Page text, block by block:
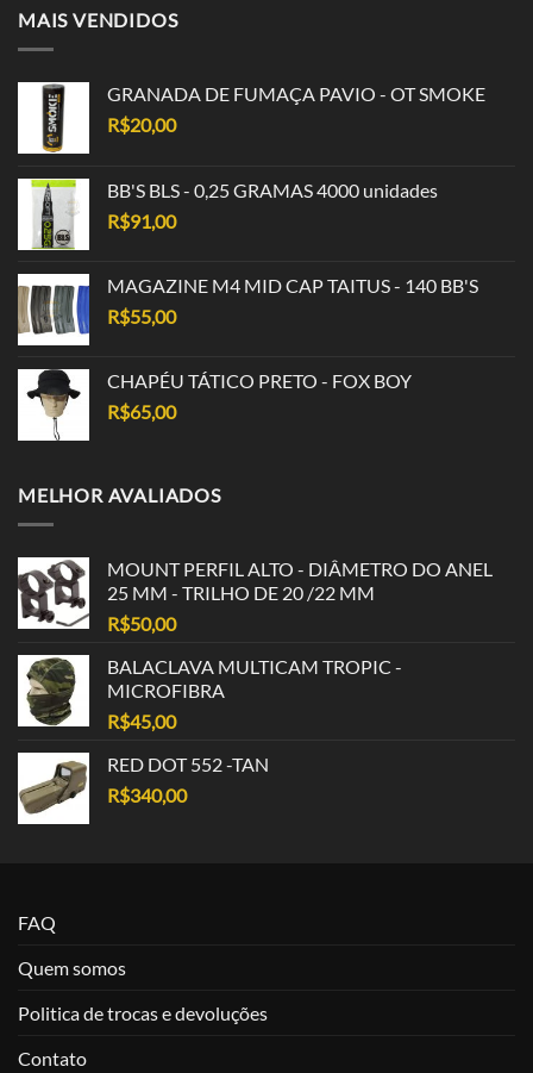
MAIS VENDIDOS
GRANADA DE FUMAÇA PAVIO - OT SMOKE
R$20,00
BB'S BLS - 0,25 GRAMAS 4000 unidades
R$91,00
MAGAZINE M4 MID CAP TAITUS - 140 BB'S
R$55,00
CHAPÉU TÁTICO PRETO - FOX BOY
R$65,00
MELHOR AVALIADOS
MOUNT PERFIL ALTO - DIÂMETRO DO ANEL
25 MM - TRILHO DE 20 /22 MM
R$50,00
BALACLAVA MULTICAM TROPIC -
MICROFIBRA
R$45,00
RED DOT 552 -TAN
R$340,00
FAQ
Quem somos
Politica de trocas e devoluções
Contato